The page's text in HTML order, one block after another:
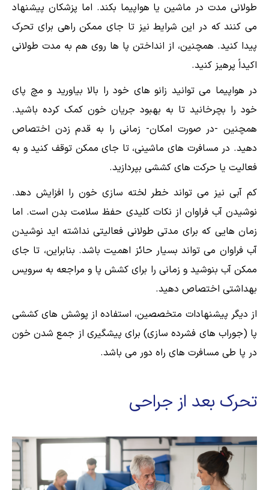
طولانی مدت در ماشين یا هواپیما بکند. اما پزشکان پیشنهاد
می کنند که در این شرایط نیز تا جای ممکن راهی برای تحرک
پیدا کنید. همچنين، از انداختن پا ها روی هم به مدت طولانی
اکيداً پرهیز کنید.
در هواپیما می توانید زانو های خود را بالا بیاورید و مچ پای
خود را بچرخانید تا به بهبود جریان خون کمک کرده باشید.
همچنین -در صورت امکان- زمانی را به قدم زدن اختصاص
دهید. در مسافرت های ماشینی، تا جای ممکن توقف کنید و به
فعالیت یا حرکت های کششی بپردازید.
کم آبی نیز می تواند خطر لخته سازی خون را افزایش دهد.
نوشیدن آب فراوان از نکات کلیدی حفظ سلامت بدن است. اما
زمان هایی که برای مدتی طولانی فعالیتی نداشته اید نوشیدن
آب فراوان می تواند بسیار حائز اهمیت باشد. بنابراین، تا جای
ممکن آب بنوشید و زمانی را برای کشش پا و مراجعه به سرويس
بهداشتی اختصاص دهید.
از دیگر پیشنهادات متخصصین، استفاده از پوشش های کششی
پا (جوراب های فشرده سازی) برای پیشگیری از جمع شدن خون
در پا طی مسافرت های راه دور می باشد.
تحرک بعد از جراحی